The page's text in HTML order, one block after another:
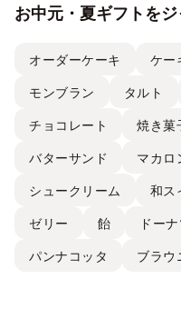
お中元・夏ギフトを
オーダーケーキ ケー
モンブラン タルト
チョコレート 焼き菓
バターサンド マカロ
シュークリーム 和ス
ゼリー 飴 ドー
パンナコッタ ブラウ